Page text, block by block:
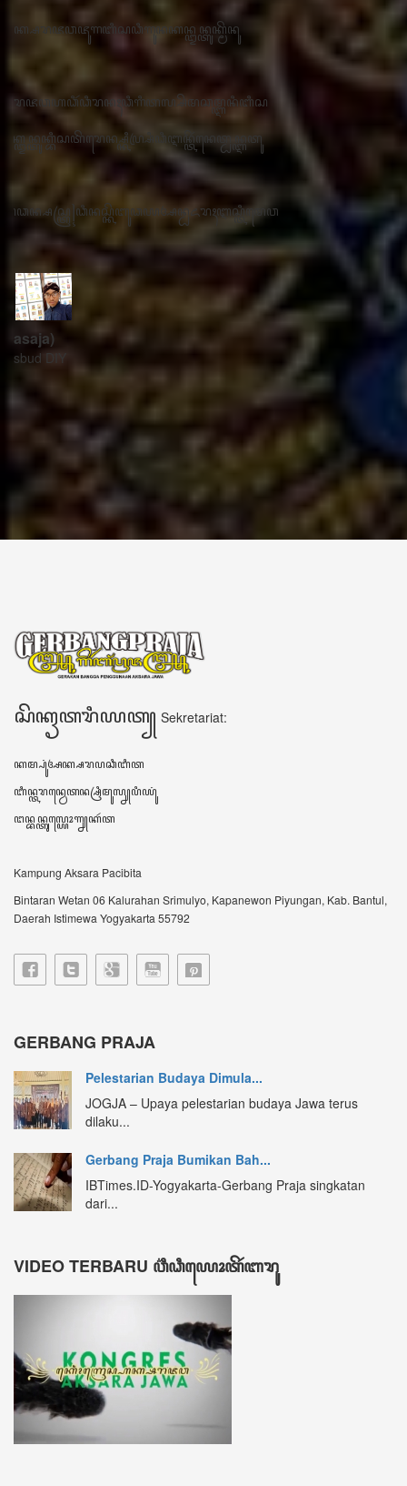
ꦱꦼꦏꦽꦠꦫꦶꦪꦠ꧀
ꦧꦶꦤ꧀ꦠꦫꦤ꧀ꦮꦺꦠꦤ꧀ꦱꦿꦶꦩꦸꦭ꧀ꦚꦥꦶꦪꦸꦁ
ꦔꦤ꧀ꦧꦤ꧀ꦠꦸꦭ꧀ꦪꦺꦴꦒ꧀ꦚꦏꦂꦠ
Bintaran Wetan 06 Kalurahan Srimulyo, Kapanewon Piyungan, Kab. Bantul,
Daerah Istimewa Yogyakarta 55792
GERBANG PRAJA
JOGJA – Upaya pelestarian budaya Jawa terus
IBTimes.ID-Yogyakarta-Gerbang Praja singkatan
dari...
VIDEO TERBARU ꦮ꦳ꦶꦣꦶꦪꦺꦴꦠꦼꦂꦧꦫꦸ
DATA KUNJUNGAN ꦣꦠꦏꦸꦚ꧀ꦗꦸꦔꦤ꧀
ꦲꦫꦶꦆꦤꦶ Hari ini
ꦏꦼꦩꦫꦶꦤ꧀ Kemarin
ꦧꦸꦭꦤ꧀ꦆꦤꦶ Bulan ini
ꦏꦼꦱꦼꦭꦸꦫꦸꦲꦤ꧀ Keseluruhan